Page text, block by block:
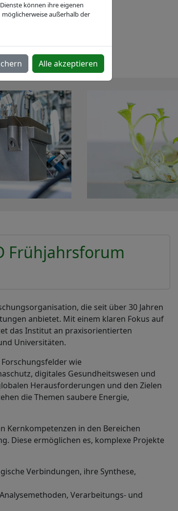
Frühjahrsforum
die seit über 30 Jahren
anbietet. Mit einem klaren Fokus auf
das Institut an praxisorientierten
Universitäten.
wie
digitales Gesundheitswesen und
Herausforderungen und den Zielen
die Themen saubere Energie,
Kernkompetenzen in den Bereichen
Diese ermöglichen es, komplexe Projekte
Verbindungen, ihre Synthese,
Verarbeitungs- und
können ihre eigenen
außerhalb der
Alle akzeptieren